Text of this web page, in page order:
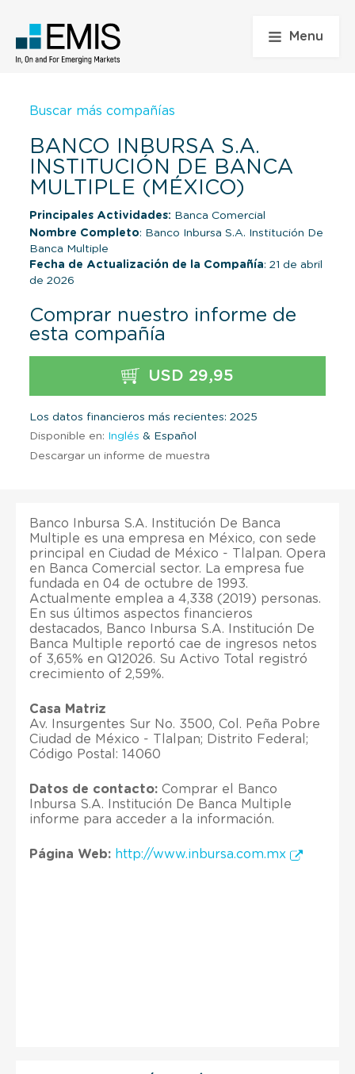
Menu
Buscar más compañías
BANCO INBURSA S.A.
INSTITUCIÓN DE BANCA
MULTIPLE (MÉXICO)
Principales Actividades: Banca Comercial
Nombre Completo: Banco Inbursa S.A. Institución De
Banca Multiple
Fecha de Actualización de la Compañía: 21 de abril
de 2026
Comprar nuestro informe de
esta compañía
USD 29,95
Los datos financieros más recientes: 2025
Disponible en: Inglés & Español
Descargar un informe de muestra
Banco Inbursa S.A. Institución De Banca
Multiple es una empresa en México, con sede
principal en Ciudad de México - Tlalpan. Opera
en Banca Comercial sector. La empresa fue
fundada en 04 de octubre de 1993.
Actualmente emplea a 4,338 (2019) personas.
En sus últimos aspectos financieros
destacados, Banco Inbursa S.A. Institución De
Banca Multiple reportó cae de ingresos netos
of 3,65% en Q12026. Su Activo Total registró
crecimiento of 2,59%.
Casa Matriz
Av. Insurgentes Sur No. 3500, Col. Peña Pobre
Ciudad de México - Tlalpan; Distrito Federal;
Código Postal: 14060
Datos de contacto: Comprar el Banco
Inbursa S.A. Institución De Banca Multiple
informe para acceder a la información.
Página Web: http://www.inbursa.com.mx